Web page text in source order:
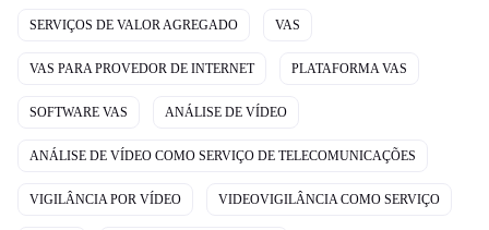
SERVIÇOS DE VALOR AGREGADO VAS
VAS PARA PROVEDOR DE INTERNET PLATAFORMA VAS
SOFTWARE VAS ANÁLISE DE VÍDEO
ANÁLISE DE VÍDEO COMO SERVIÇO DE TELECOMUNICAÇÕES
VIGILÂNCIA POR VÍDEO VIDEOVIGILÂNCIA COMO SERVIÇO